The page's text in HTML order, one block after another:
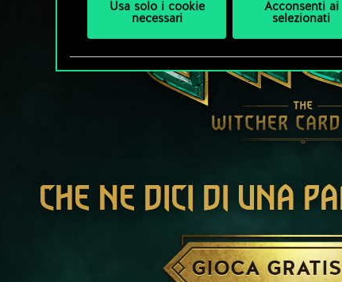
Usa solo i cookie
necessari
Acconsenti ai
selezionati
CHE NE DICI DI UNA
GIOCA